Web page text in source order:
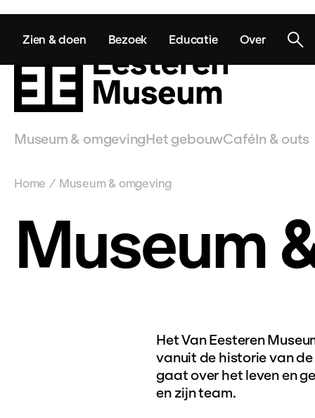
Zien & doen Bezoek Educatie Over
Museum & omgevingHet gebouwCaféIn & outs
Home / Museum & omgeving
Museum
Het Van Eesteren
vanuit de historie van
gaat over het leven en
en zijn team.